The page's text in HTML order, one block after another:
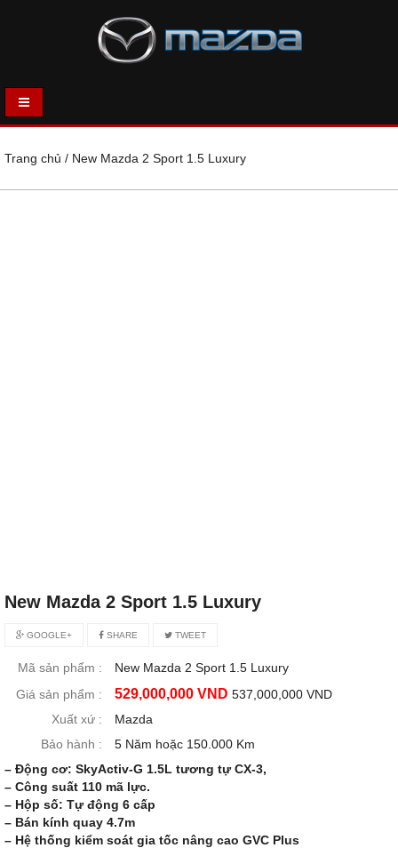
Trang chủ / New Mazda 2 Sport 1.5 Luxury
New Mazda 2 Sport 1.5 Luxury
GOOGLE+ SHARE TWEET
Mã sản phẩm :
New Mazda 2 Sport 1.5 Luxury
Giá sản phẩm :
529,000,000 VND 537,000,000 VND
Xuất xứ :
Mazda
Bảo hành :
5 Năm hoặc 150.000 Km
– Động cơ: SkyActiv-G 1.5L tương tự CX-3,
– Công suất 110 mã lực.
– Hộp số: Tự động 6 cấp
– Bán kính quay 4.7m
– Hệ thống kiểm soát gia tốc nâng cao GVC Plus